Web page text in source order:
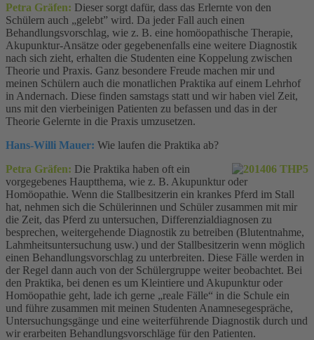
Petra Gräfen: Dieser sorgt dafür, dass das Erlernte von den
Schülern auch „gelebt” wird. Da jeder Fall auch einen
Behandlungsvorschlag, wie z. B. eine homöopathische Therapie,
Akupunktur-Ansätze oder gegebenenfalls eine weitere Diagnostik
nach sich zieht, erhalten die Studenten eine Koppelung zwischen
Theorie und Praxis. Ganz besondere Freude machen mir und
meinen Schülern auch die monatlichen Praktika auf einem Lehrhof
in Andernach. Diese finden samstags statt und wir haben viel Zeit,
uns mit den vierbeinigen Patienten zu befassen und das in der
Theorie Gelernte in die Praxis umzusetzen.
Hans-Willi Mauer: Wie laufen die Praktika ab?
Petra Gräfen: Die Praktika haben oft ein
vorgegebenes Hauptthema, wie z. B. Akupunktur oder
Homöopathie. Wenn die Stallbesitzerin ein krankes Pferd im Stall
hat, nehmen sich die Schülerinnen und Schüler zusammen mit mir
die Zeit, das Pferd zu untersuchen, Differenzialdiagnosen zu
besprechen, weitergehende Diagnostik zu betreiben (Blutentnahme,
Lahmheitsuntersuchung usw.) und der Stallbesitzerin wenn möglich
einen Behandlungsvorschlag zu unterbreiten. Diese Fälle werden in
der Regel dann auch von der Schülergruppe weiter beobachtet. Bei
den Praktika, bei denen es um Kleintiere und Akupunktur oder
Homöopathie geht, lade ich gerne „reale Fälle“ in die Schule ein
und führe zusammen mit meinen Studenten Anamnesegespräche,
Untersuchungsgänge und eine weiterführende Diagnostik durch und
wir erarbeiten Behandlungsvorschläge für den Patienten.